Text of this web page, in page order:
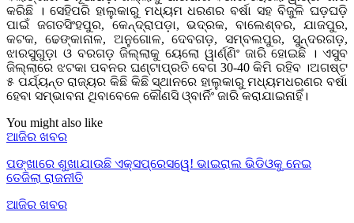
କରିଛି । ସେହିପରି ହାଲୁକାରୁ ମଧ୍ୟମ ଧରଣର ବର୍ଷା ସହ ବିଜୁଳି ଘଡ଼ଘଡ଼ି
ପାଇଁ ଜଗତସିଂହପୁର, କେନ୍ଦ୍ରାପଡ଼ା, ଭଦ୍ରକ, ବାଲେଶ୍ବର, ଯାଜପୁର,
କଟକ, ଢେଙ୍କାନାଳ, ଅନୁଗୋଳ, ଦେବଗଡ଼, ସମ୍ବଲପୁର, ସୁନ୍ଦରଗଡ଼,
ଝାରସୁଗୁଡ଼ା ଓ ବରଗଡ଼ ଜିଲ୍ଲାକୁ ୟେଲୋ ୱାର୍ଣ୍ଣିଂ ଜାରି ହୋଇଛି । ଏସୁବ
ଜିଲ୍ଲାରେ ଝଟକା ପବନର ଘଣ୍ଟାପ୍ରତି ବେଗ 30-40 କିମି ରହିବ ।ଅଗଷ୍ଟ
୫ ପର୍ଯ୍ୟନ୍ତ ରାଜ୍ୟର କିଛି କିଛି ସ୍ଥାନରେ ହାଲୁକାରୁ ମଧ୍ୟମଧରଣର ବର୍ଷା
ହେବା ସମ୍ଭାବନା ଥିବାବେଳେ କୌଣସି ଓ୍ବାର୍ନିଂ ଜାରି କରାଯାଇନାହିଁ।
You might also like
ଆଜିର ଖବର
ପଙ୍ଖାରେ ଶୁଖାଯାଉଛି ଏକ୍ସପ୍ରେସୱେ! ଭାଇରାଲ ଭିଡିଓକୁ ନେଇ
ତେଜିଲା ରାଜନୀତି
ଆଜିର ଖବର